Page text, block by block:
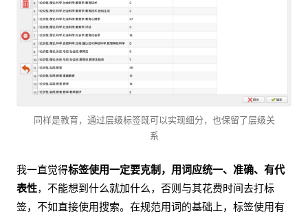
同样是教育，通过层级标签既可以实现细分，也保留了层级关
系
我一直觉得标签使用一定要克制，用词应统一、准确、有代
表性，不能想到什么就加什么，否则与其花费时间去打标
签，不如直接使用搜索。在规范用词的基础上，标签使用有